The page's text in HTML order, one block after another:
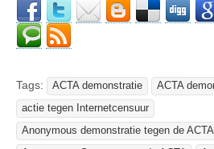
Tags: ACTA demonstratie
ACTA
actie tegen Internetcensuur
Anonymous demonstratie tegen de ACTA